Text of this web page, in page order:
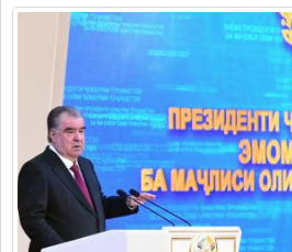
Мулоқотҳо
МАҚОМОТИ ИҶРОИЯ
Дастгоҳи раиси ноҳия
Муовинони раиси ноҳия
Сохтор
Шаҳрак ва Деҳот